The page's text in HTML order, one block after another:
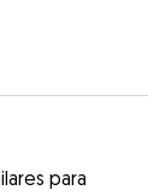
para